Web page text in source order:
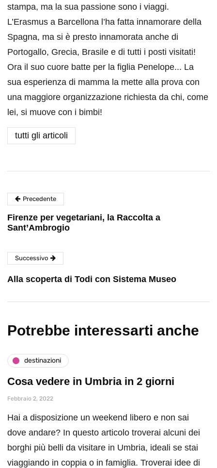
stampa, ma la sua passione sono i viaggi.
L’Erasmus a Barcellona l’ha fatta innamorare della
Spagna, ma si è presto innamorata anche di
Portogallo, Grecia, Brasile e di tutti i posti visitati!
Ora il suo cuore batte per la figlia Penelope... La
sua esperienza di mamma la mette alla prova con
una maggiore organizzazione richiesta da chi, come
lei, si muove con i bimbi!
tutti gli articoli
Precedente
Firenze per vegetariani, la Raccolta a
Sant’Ambrogio
Successivo
Alla scoperta di Todi con Sistema Museo
Potrebbe interessarti anche
destinazioni
Cosa vedere in Umbria in 2 giorni
Febbraio 2, 2022
Hai a disposizione un weekend libero e non sai
dove andare? In questo articolo troverai alcuni dei
borghi più belli da visitare in Umbria, ideali se stai
viaggiando in coppia o in famiglia. Troverai idee di